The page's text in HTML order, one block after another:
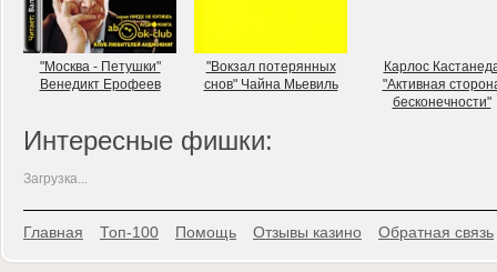
"Москва - Петушки"
Венедикт Ерофеев
"Вокзал потерянных
снов" Чайна Мьевиль
Карлос
"Активная
бесконечности"
Интересные фишки:
Загрузка...
Главная Топ-100 Помощь Отзывы казино Обратная связь